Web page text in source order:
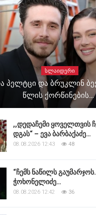
ᲡᲚᲐᲘᲓᲔᲠᲘ
Პელტცი Და Ბრუკლინ
Წლის Ქორწინების…
,,დედაჩემი ყოველთვის
დგას“ – ევა ბარბაქაძე…
08.08.2026 12:43 48
“ჩემს ნაწილს
ჭოხონელიძე…
08.08.2026 12:42 36